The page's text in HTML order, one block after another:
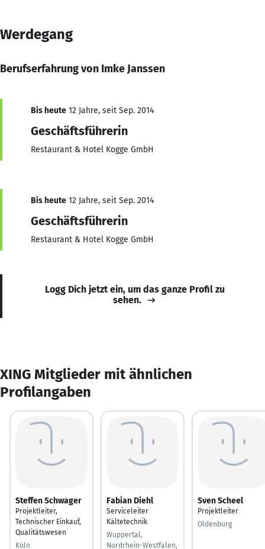
Werdegang
Berufserfahrung von Imke Janssen
Bis heute 12 Jahre, seit Sep. 2014
Geschäftsführerin
Restaurant & Hotel Kogge GmbH
Bis heute 12 Jahre, seit Sep. 2014
Geschäftsführerin
Restaurant & Hotel Kogge GmbH
Logg Dich jetzt ein, um das ganze Profil zu
sehen.
XING Mitglieder mit ähnlichen
Profilangaben
Steffen Schwager
Projektleiter,
Technischer Einkauf,
Qualitätswesen
Köln
Fabian Diehl
Serviceleiter
Kältetechnik
Wuppertal,
Nordrhein-Westfalen,
Sven Scheel
Projektleiter
Oldenburg